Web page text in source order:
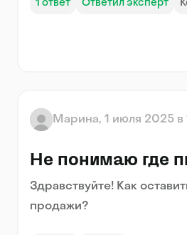
1 ответ Ответил эксперт
Марина, 1 июля 2025 в
Не понимаю где
Здравствуйте! Как
продажи?